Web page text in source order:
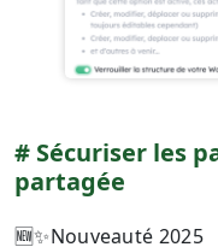
Sécuriser les
partagée
🆕✨Nouveauté 2025